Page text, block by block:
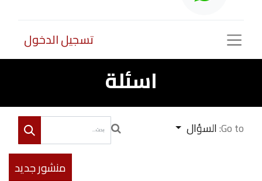
تسجيل الدخول
اسئلة
Go to: السؤال
منشور جديد